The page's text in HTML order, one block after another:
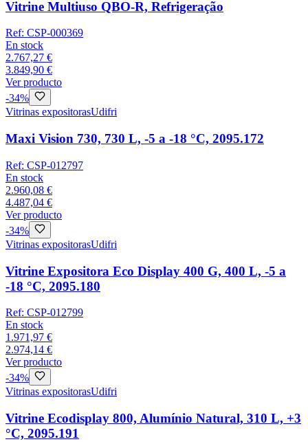
Vitrine Multiuso QBO-R, Refrigeração
Ref: CSP-000369
En stock
2.767,27 €
3.849,90 €
Ver producto
-34%
Vitrinas expositorasUdifri
Maxi Vision 730, 730 L, -5 a -18 °C, 2095.172
Ref: CSP-012797
En stock
2.960,08 €
4.487,04 €
Ver producto
-34%
Vitrinas expositorasUdifri
Vitrine Expositora Eco Display 400 G, 400 L, -5 a
-18 °C, 2095.180
Ref: CSP-012799
En stock
1.971,97 €
2.974,14 €
Ver producto
-34%
Vitrinas expositorasUdifri
Vitrine Ecodisplay 800, Alumínio Natural, 310 L, +3
°C, 2095.191